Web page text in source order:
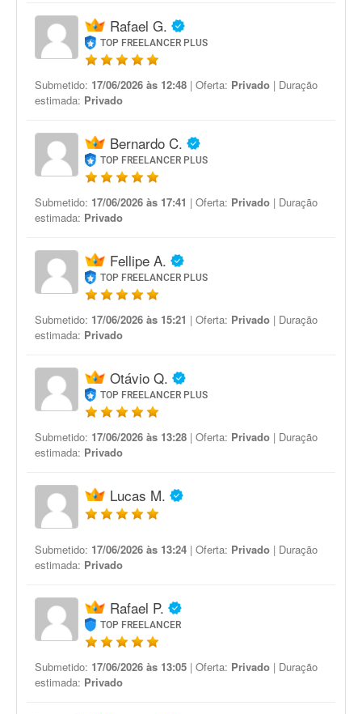
Rafael G.
TOP FREELANCER PLUS
Submetido: 17/06/2026 às 12:48 | Oferta: Privado | Duração
estimada: Privado
Bernardo C.
TOP FREELANCER PLUS
Submetido: 17/06/2026 às 17:41 | Oferta: Privado | Duração
estimada: Privado
Fellipe A.
TOP FREELANCER PLUS
Submetido: 17/06/2026 às 15:21 | Oferta: Privado | Duração
estimada: Privado
Otávio Q.
TOP FREELANCER PLUS
Submetido: 17/06/2026 às 13:28 | Oferta: Privado | Duração
estimada: Privado
Lucas M.
Submetido: 17/06/2026 às 13:24 | Oferta: Privado | Duração
estimada: Privado
Rafael P.
TOP FREELANCER
Submetido: 17/06/2026 às 13:05 | Oferta: Privado | Duração
estimada: Privado